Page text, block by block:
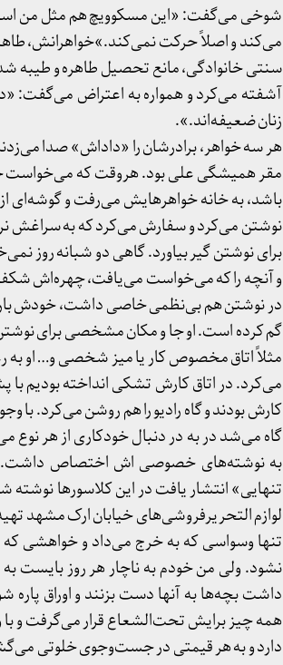
شوخی می‌گفت: «این مسکوویچ هم مثل من است
می‌کند و اصلاً حرکت نمی‌کند.»خواهرانش،
سنتی خانوادگی، مانع تحصیل طاهره و طیبه
آشفته می‌کرد و همواره به اعتراض می‌گفت:
زنان ضعیفه‌اند.».
هر سه خواهر، برادرشان را «داداش» صدا
مقر همیشگی علی بود. هروقت که می‌خواست
باشد، به خانه خواهرهایش می‌رفت و گوشه‌ای
نوشتن می‌کرد و سفارش می‌کرد که به سراغش
برای نوشتن گیر بیاورد. گاهی دو شبانه
و آنچه را که می‌خواست می‌یافت، چهره‌اش
در نوشتن هم بی‌نظمی خاصی داشت، خودش
گم کرده است. او جا و مکان مشخصی برای
مثلاً اتاق مخصوص کار یا میز شخصی و… او به
می‌کرد. در اتاق کارش تشکی انداخته بودیم
کارش بودند و گاه رادیو را هم روشن می‌کرد. با‌
گاه می‌شد در به در دنبال خودکاری از هر
به نوشته‌های خصوصی اش اختصاص داشت.
تنهایی» انتشار یافت در این کلاسورها
لوازم التحریرفروشی‌های خیابان ارک مشهد
تنها وسواسی که به خرج می‌داد و خواهشی
نشود. ولی من خودم به ناچار هر روز بایست
داشت بچه‌ها به آنها دست بزنند و اوراق
همه چیز برایش تحت‌الشعاع قرار می‌گرفت و
دارد و به هر قیمتی در جست‌وجوی خلوتی